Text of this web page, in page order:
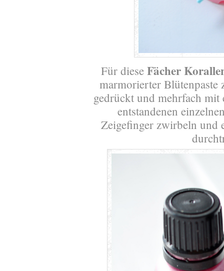
Für dieseFächer
marmorierter Blütenpaste
gedrückt und mehrfach
entstandenen
Zeigefinger zwirbeln und